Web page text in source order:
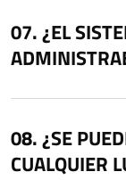
¿EL
¿SE
CUALQUIER